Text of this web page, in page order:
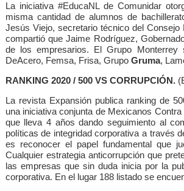
La iniciativa #EducaNL de Comunidar
misma cantidad de alumnos de
Jesús Viejo, secretario técnico del
compartió que Jaime Rodríguez,
de los empresarios. El Grupo
DeAcero, Femsa, Frisa, Grupo Gruma,
RANKING 2020 / 500 VS CORRUPCIÓN.
La revista Expansión publica ranking de
una iniciativa conjunta de Mexicanos
que lleva 4 años dando seguimiento al
políticas de integridad corporativa a través
es reconocer el papel fundamental que
Cualquier estrategia anticorrupción que
las empresas que sin duda inicia por la
corporativa. En el lugar 188 listado se